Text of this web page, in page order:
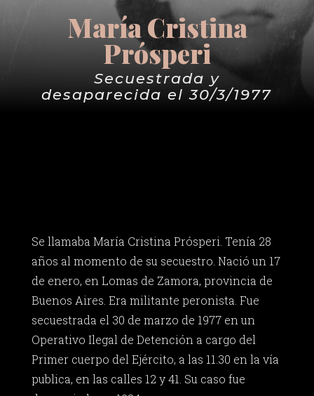
María Cristina
Prósperi
Secuestrada y
desaparecida el 30/3/1977
Se llamaba María Cristina Prósperi. Tenía 28
años al momento de su secuestro. Nació un 17
de enero, en Lomas de Zamora, provincia de
Buenos Aires. Era militante peronista. Fue
secuestrada el 30 de marzo de 1977 en un
Operativo Ilegal de Detención a cargo del
Primer cuerpo del Ejército, a las 11.30 en la vía
publica, en las calles 12 y 41. Su caso fue